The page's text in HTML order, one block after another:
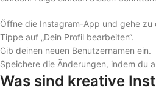
Öffne die Instagram-App und gehe zu
Tippe auf „Dein Profil bearbeiten“.
Gib deinen neuen Benutzernamen ein.
Speichere die Änderungen, indem du
Was sind kreative